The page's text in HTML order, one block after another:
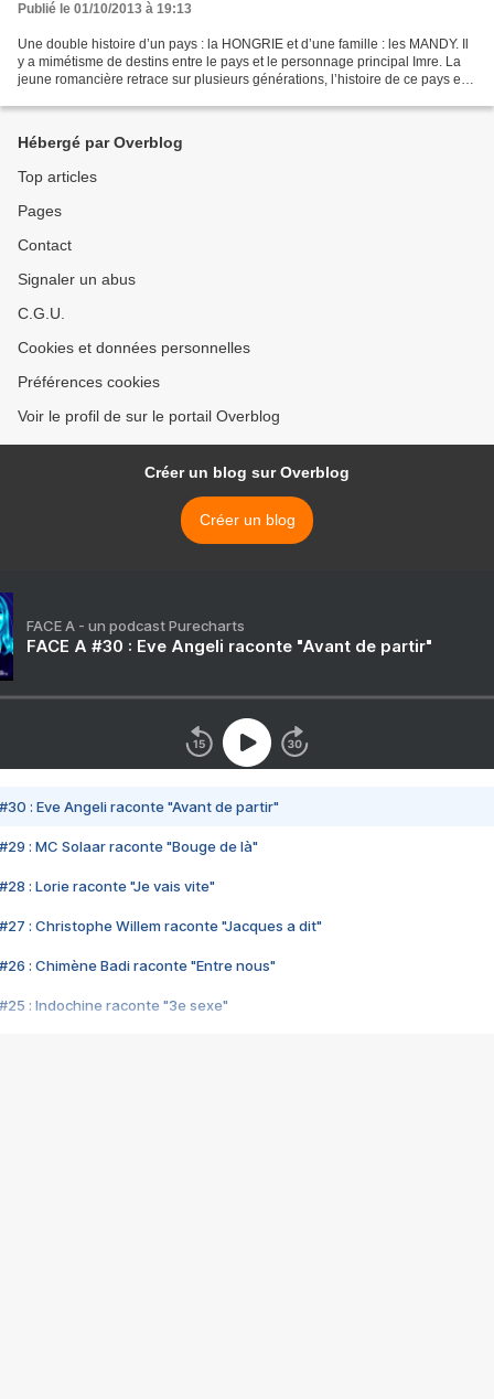
Publié le 01/10/2013 à 19:13
Une double histoire d’un pays : la HONGRIE et d’une famille : les MANDY. Il
y a mimétisme de destins entre le pays et le personnage principal Imre. La
jeune romancière retrace sur plusieurs générations, l’histoire de ce pays et
Hébergé par Overblog
Top articles
Pages
Contact
Signaler un abus
C.G.U.
Cookies et données personnelles
Préférences cookies
Voir le profil de sur le portail Overblog
Créer un blog sur Overblog
Créer un blog
FACE A - un podcast Purecharts
FACE A #30 : Eve Angeli raconte "Avant de partir"
#30 : Eve Angeli raconte "Avant de partir"
#29 : MC Solaar raconte "Bouge de là"
#28 : Lorie raconte "Je vais vite"
#27 : Christophe Willem raconte "Jacques a dit"
#26 : Chimène Badi raconte "Entre nous"
#25 : Indochine raconte "3e sexe"